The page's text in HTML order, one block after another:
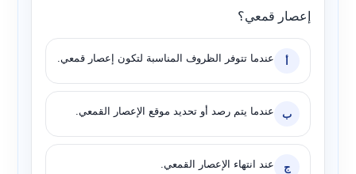
إعصار قمعي؟
أ عندما تتوفر الظروف المناسبة لتكون إعصار قمعي.
ب عندما يتم رصد أو تحديد موقع الإعصار القمعي.
ج عند انتهاء الإعصار القمعي.